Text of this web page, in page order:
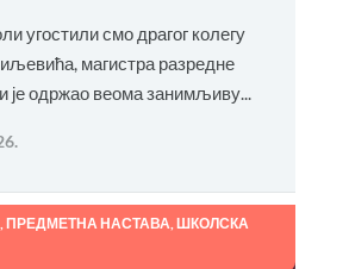
угостили смо драгог колегу
магистра разредне
је одржао веома занимљиву...
,ПРЕДМЕТНА НАСТАВА,ШКОЛСКА